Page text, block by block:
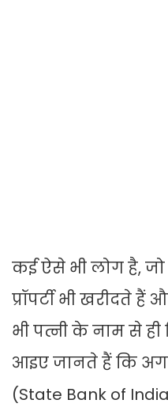
कई ऐसे भी लोग है,
प्रॉपर्टी भी खरीदते
भी पत्नी के नाम से
आइए जानते हैं कि
(State Bank of